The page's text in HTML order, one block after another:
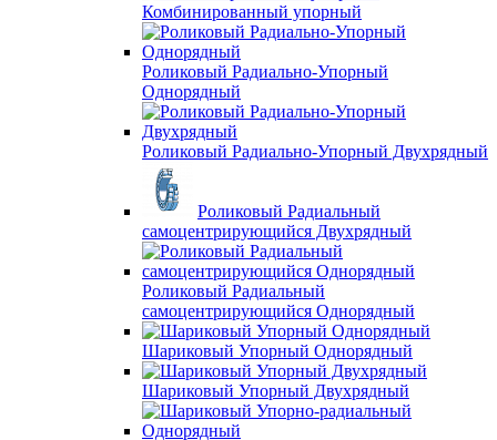
Комбинированный упорный
Роликовый Радиально-Упорный
Однорядный
Роликовый Радиально-Упорный Двухрядный
Роликовый Радиальный
самоцентрирующийся Двухрядный
Роликовый Радиальный
самоцентрирующийся Однорядный
Шариковый Упорный Однорядный
Шариковый Упорный Двухрядный